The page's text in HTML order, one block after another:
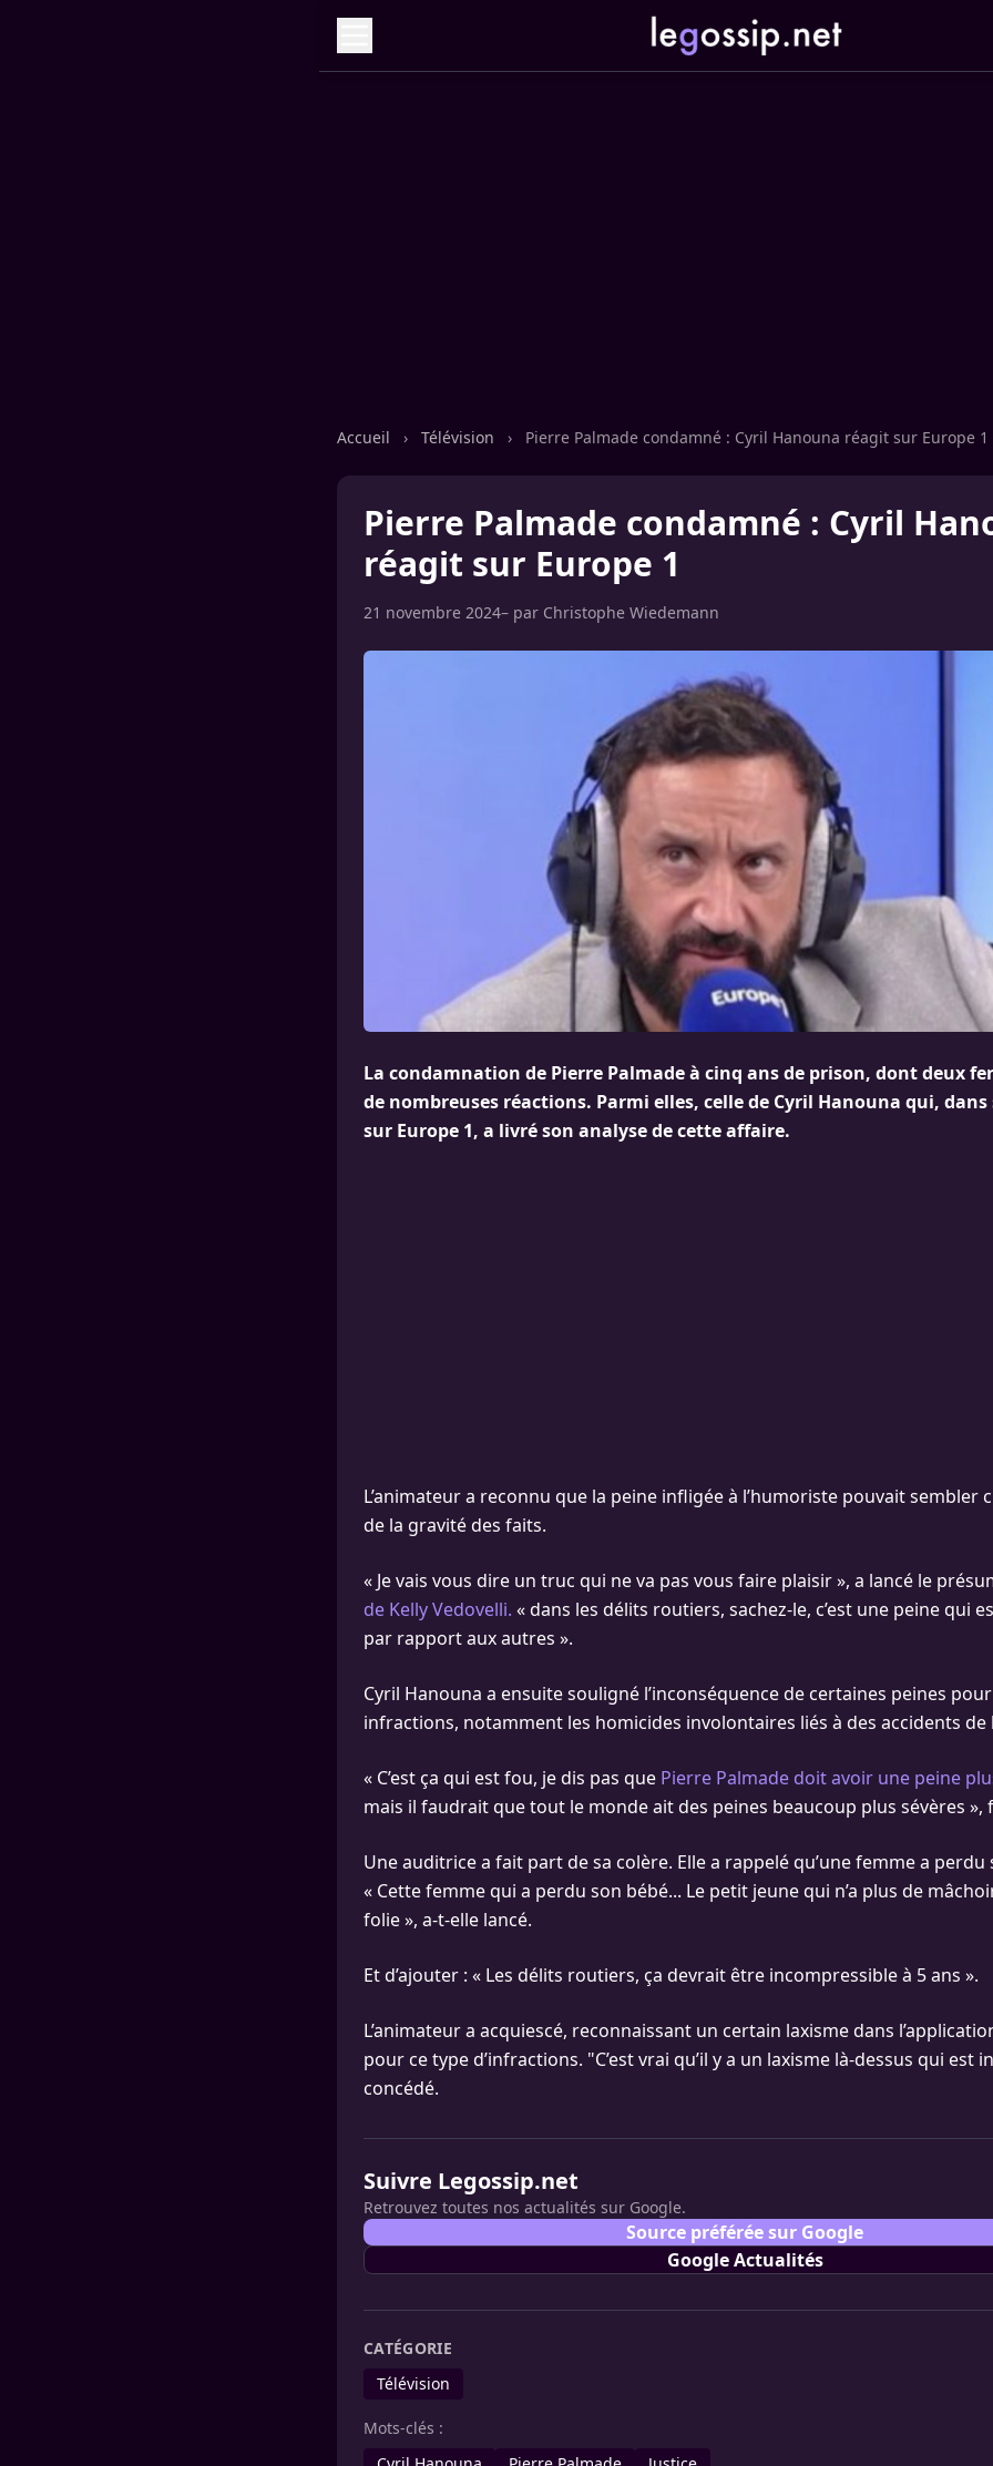
Accueil › Télévision › Pierre Palmade condamné : Cyril Hanouna réagit sur Europe 1
Pierre Palmade condamné : Cyril
réagit sur Europe 1
21 novembre 2024– par Christophe Wiedemann
La condamnation de Pierre Palmade à cinq ans de prison, dont deux
de nombreuses réactions. Parmi elles, celle de Cyril Hanouna qui,
sur Europe 1, a livré son analyse de cette affaire.
L’animateur a reconnu que la peine infligée à l’humoriste pouvait sembler
de la gravité des faits.
« Je vais vous dire un truc qui ne va pas vous faire plaisir », a lancé le
de Kelly Vedovelli. « dans les délits routiers, sachez-le, c’est une peine qui
par rapport aux autres ».
Cyril Hanouna a ensuite souligné l’inconséquence de certaines peines pour
infractions, notamment les homicides involontaires liés à des accidents de
« C’est ça qui est fou, je dis pas que Pierre Palmade doit avoir une peine
mais il faudrait que tout le monde ait des peines beaucoup plus sévères »,
Une auditrice a fait part de sa colère. Elle a rappelé qu’une femme a perdu
« Cette femme qui a perdu son bébé... Le petit jeune qui n’a plus de
folie », a-t-elle lancé.
Et d’ajouter : « Les délits routiers, ça devrait être incompressible à 5 ans ».
L’animateur a acquiescé, reconnaissant un certain laxisme dans
pour ce type d’infractions. "C’est vrai qu’il y a un laxisme là-dessus qui est
concédé.
Suivre Legossip.net
Retrouvez toutes nos actualités sur Google.
Source préférée sur Google
Google Actualités
CATÉGORIE
Télévision
Mots-clés :